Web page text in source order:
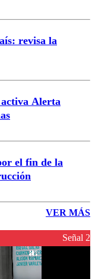
revisa la
Alerta
el fin de la
VER MÁS
Señal 2